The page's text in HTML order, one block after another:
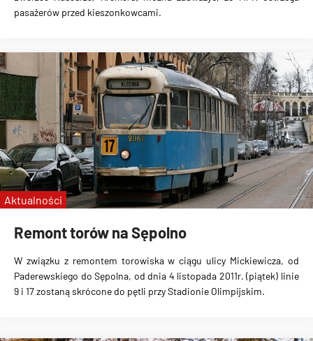
pasażerów przed kieszonkowcami.
Remont torów na Sępolno
W związku z remontem torowiska w ciągu ulicy Mickiewicza, od
Paderewskiego do Sępolna, od dnia 4 listopada 2011r. (piątek) linie
9 i 17 zostaną skrócone do pętli przy Stadionie Olimpijskim.
Aktualności